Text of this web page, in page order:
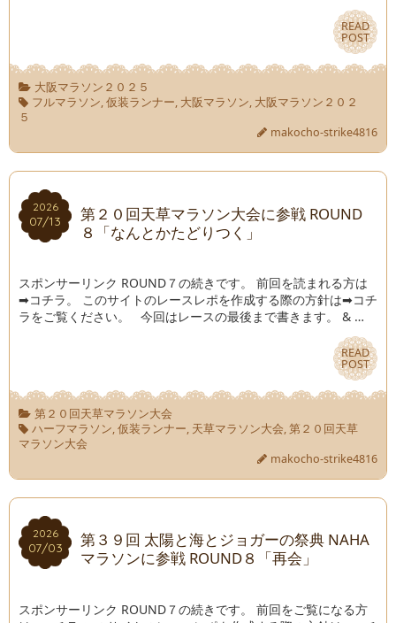
READ
POST
READ
POST
大阪マラソン２０２５
フルマラソン,仮装ランナー, 大阪マラソン, 大阪マラソン２０２
５
makocho-strike4816
2026
07/13
2026
07/13
第２０回天草マラソン大会に参戦 ROUND
８「なんとかたどりつく」
スポンサーリンク ROUND７の続きです。 前回を読まれる方は
➡コチラ。 このサイトのレースレポを作成する際の方針は➡コチ
ラをご覧ください。 今回はレースの最後まで書きます。 & …
READ
POST
READ
POST
第２０回天草マラソン大会
ハーフマラソン,仮装ランナー, 天草マラソン大会,第２０回天草
マラソン大会
makocho-strike4816
2026
07/03
2026
07/03
第３９回 太陽と海とジョガーの祭典 NAHA
マラソンに参戦 ROUND８「再会」
スポンサーリンク ROUND７の続きです。 前回をご覧になる方